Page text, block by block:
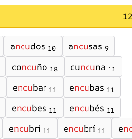
ancudos 10 ancusas 9
concuño 18 cuncuna 11
encubar 11 encubas 11
encubes 11 encubés 11
encubri 11 encubrí 11 e